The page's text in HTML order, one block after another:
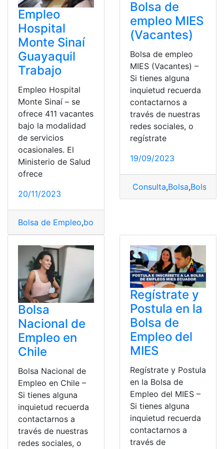
Empleo
Hospital
Monte Sinaí
Guayaquil
Trabajo
Empleo Hospital
Monte Sinaí – se
ofrece 411 vacantes
bajo la modalidad
de servicios
ocasionales. El
Ministerio de Salud
ofrece
20/11/2023
Bolsa de Empleo,bolsa empleo
Bolsa de
empleo MIES
(Vacantes)
Bolsa de empleo
MIES (Vacantes) –
Si tienes alguna
inquietud recuerda
contactarnos a
través de nuestras
redes sociales, o
regístrate
19/09/2023
Consulta,Bolsa,Bolsa
Bolsa
Nacional de
Empleo en
Chile
Bolsa Nacional de
Empleo en Chile –
Si tienes alguna
inquietud recuerda
contactarnos a
través de nuestras
redes sociales, o
Regístrate y
Postula en la
Bolsa de
Empleo del
MIES
Regístrate y Postula
en la Bolsa de
Empleo del MIES –
Si tienes alguna
inquietud recuerda
contactarnos a
través de